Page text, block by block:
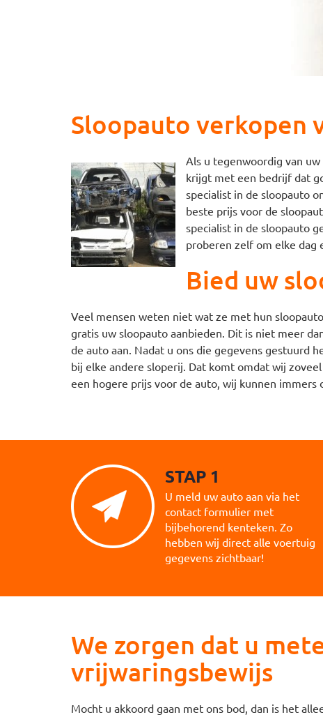
Sloopauto verkopen
Als u tegenwoordig van
krijgt met een bedrijf dat
specialist in de sloopauto
beste prijs voor de
specialist in de sloopauto
proberen zelf om elke dag
Bied uw
Veel mensen weten niet wat ze met hun
gratis uw sloopauto aanbieden. Dit is niet meer
de auto aan. Nadat u ons die gegevens gestuurd
bij elke andere sloperij. Dat komt omdat wij
een hogere prijs voor de auto, wij kunnen
STAP 1
U meld uw auto aan via het
contact formulier met
bijbehorend kenteken. Zo
hebben wij direct alle voertuig
gegevens zichtbaar!
We zorgen dat u
vrijwaringsbewijs
Mocht u akkoord gaan met ons bod, dan is het